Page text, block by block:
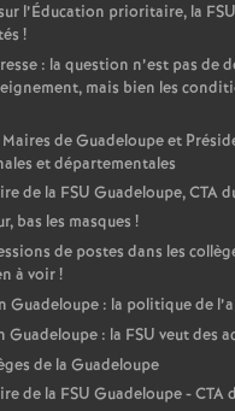
l’Éducation prioritaire, la
!
: la question n’est pas de
mais bien les
de Guadeloupe et
et départementales
de la FSU Guadeloupe, CTA
bas les masques !
de postes dans les
à voir!
Guadeloupe : la politique de
Guadeloupe : la FSU veut des
de la Guadeloupe
de la FSU Guadeloupe - CTA